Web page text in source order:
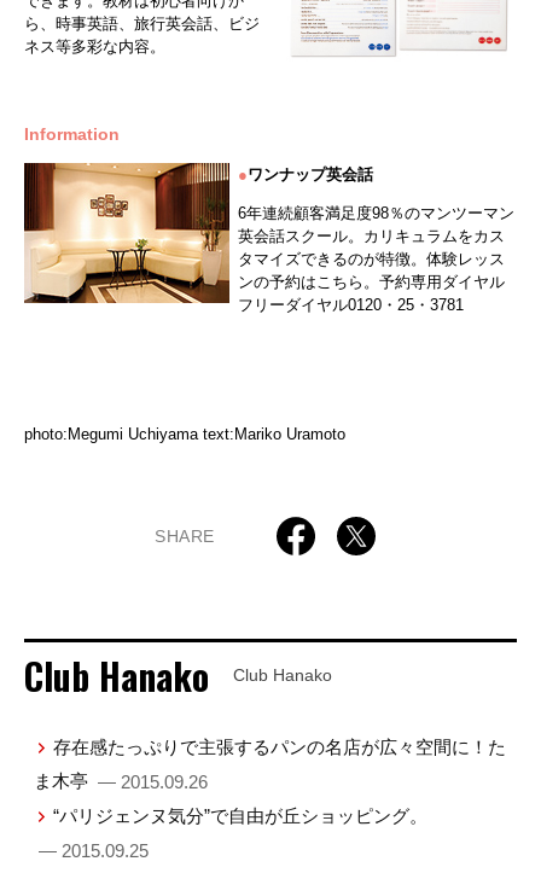
ら、時事英語、旅行英会話、ビジ
ネス等多彩な内容。
Information
●ワンナップ英会話
6年連続顧客満足度98％のマンツーマン
英会話スクール。カリキュラムをカス
タマイズできるのが特徴。体験レッス
ンの予約はこちら。予約専用ダイヤル
フリーダイヤル0120・25・3781
photo:Megumi Uchiyama text:Mariko Uramoto
SHARE
Club Hanako Club Hanako
存在感たっぷりで主張するパンの名店が広々空間に！た
ま木亭 — 2015.09.26
“パリジェンヌ気分”で自由が丘ショッピング。
— 2015.09.25